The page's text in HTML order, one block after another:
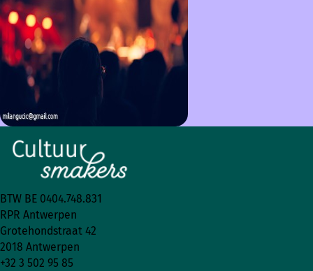
BTW BE 0404.748.831
RPR Antwerpen
Grotehondstraat 42
2018 Antwerpen
+32 3 502 95 85